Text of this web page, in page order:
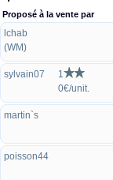
Proposé à la vente par
lchab
(WM)
sylvain07
1
0€/unit.
martin`s
poisson44